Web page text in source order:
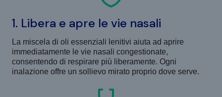
1. Libera e apre le vie nasali
La miscela di oli essenziali lenitivi aiuta ad aprire
immediatamente le vie nasali congestionate,
consentendo di respirare più liberamente. Ogni
inalazione offre un sollievo mirato proprio dove serve.